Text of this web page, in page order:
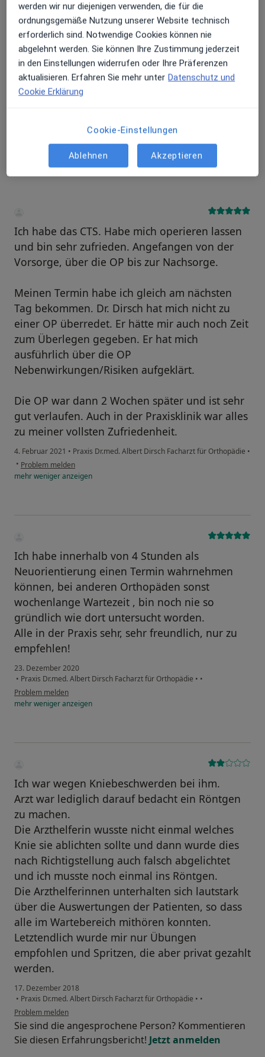
Jede einzelne Bewertungen ist wichtig. Wir
prüfen und moderieren Bewertungen
gemäß unserer Richtlinien. Erfahren Sie
mehr über Bewertungen und wie wir
Sterne berechnen unterMehr erfahrenMehr
Bewertungen durchsuchen
Ich habe das CTS. Habe mich operieren lassen
und bin sehr zufrieden. Angefangen von der
Vorsorge, über die OP bis zur Nachsorge.
Meinen Termin habe ich gleich am nächsten
Tag bekommen. Dr. Dirsch hat mich nicht zu
einer OP überredet. Er hätte mir auch noch Zeit
zum Überlegen gegeben. Er hat mich
ausführlich über die OP
Nebenwirkungen/Risiken aufgeklärt.
Die OP war dann 2 Wochen später und ist sehr
gut verlaufen. Auch in der Praxisklinik war alles
zu meiner vollsten Zufriedenheit.
4. Februar 2021 • Praxis Dr.med. Albert Dirsch Facharzt für Orthopädie •
• Problem melden
mehrwenigeranzeigen
Ich habe innerhalb von 4 Stunden als
Neuorientierung einen Termin wahrnehmen
können, bei anderen Orthopäden sonst
wochenlange Wartezeit , bin noch nie so
gründlich wie dort untersucht worden.
Alle in der Praxis sehr, sehr freundlich, nur zu
empfehlen!
23. Dezember 2020
• Praxis Dr.med. Albert Dirsch Facharzt für Orthopädie • •
Problem melden
mehrwenigeranzeigen
Ich war wegen Kniebeschwerden bei ihm.
Arzt war lediglich darauf bedacht ein Röntgen
zu machen.
Die Arzthelferin wusste nicht einmal welches
Knie sie ablichten sollte und dann wurde dies
nach Richtigstellung auch falsch abgelichtet
und ich musste noch einmal ins Röntgen.
Die Arzthelferinnen unterhalten sich lautstark
über die Auswertungen der Patienten, so dass
alle im Wartebereich mithören konnten.
Letztendlich wurde mir nur Übungen
empfohlen und Spritzen, die aber privat gezahlt
werden.
17. Dezember 2018
• Praxis Dr.med. Albert Dirsch Facharzt für Orthopädie • •
Problem melden
Sie sind die angesprochene Person? Kommentieren
Sie diesen Erfahrungsbericht! Jetzt anmelden
werden wir nur diejenigen verwenden, die für die
ordnungsgemäße Nutzung unserer Website technisch
erforderlich sind. Notwendige Cookies können nie
abgelehnt werden. Sie können Ihre Zustimmung jederzeit
in den Einstellungen widerrufen oder Ihre Präferenzen
aktualisieren. Erfahren Sie mehr unter Datenschutz und
Cookie Erklärung
Cookie-Einstellungen
Ablehnen Akzeptieren